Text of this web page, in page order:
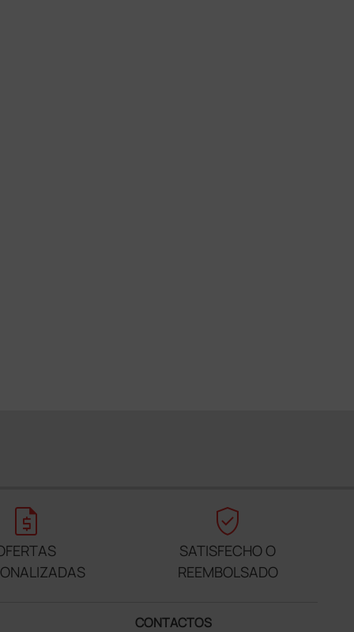
request_quote verified_user
SATISFECHO O
REEMBOLSADO
CONTACTOS